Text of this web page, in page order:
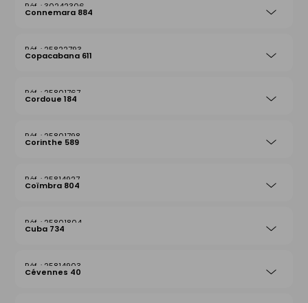
30242306
Connemara 884
25822793
Copacabana 611
25801767
Cordoue 184
25801798
Corinthe 589
25814927
Coïmbra 804
25801804
Cuba 734
25814903
Cévennes 40